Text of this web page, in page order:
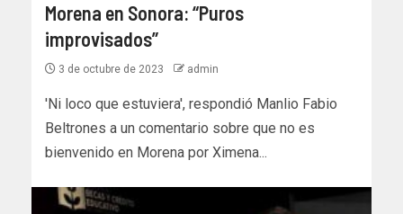
Morena en Sonora: “Puros
improvisados”
3 de octubre de 2023 admin
'Ni loco que estuviera', respondió Manlio Fabio
Beltrones a un comentario sobre que no es
bienvenido en Morena por Ximena...